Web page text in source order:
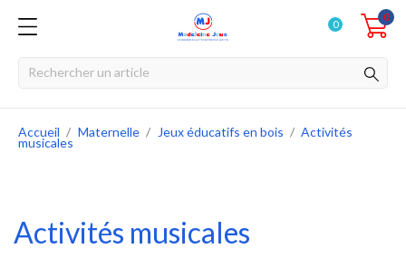
0
0
Accueil Maternelle Jeux éducatifs en bois Activités
musicales
Activités musicales